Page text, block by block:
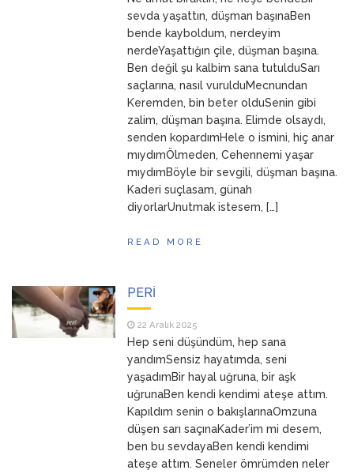
ANNEMsevda yaşattın, düşman başınaBen
bende kayboldum, nerdeyim
nerdeYaşattığın çile, düşman başına.
Ben değil şu kalbim sana tutulduSarı
saçlarına, nasıl vurulduMecnundan
Keremden, bin beter olduSenin gibi
zalim, düşman başına. Elimde olsaydı,
senden kopardımHele o ismini, hiç anar
mıydımÖlmeden, Cehennemi yaşar
mıydımBöyle bir sevgili, düşman başına.
Kaderi suçlasam, günah
diyorlarUnutmak istesem, […]
READ MORE
PERİ
22 Aralık 2025
Hep seni düşündüm, hep sana
yandımSensiz hayatımda, seni
yaşadımBir hayal uğruna, bir aşk
uğrunaBen kendi kendimi ateşe attım.
Kapıldım senin o bakışlarınaOmzuna
düşen sarı saçınaKader’im mi desem,
ben bu sevdayaBen kendi kendimi
ateşe attım. Seneler ömrümden neler